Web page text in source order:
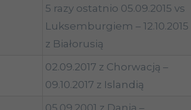
5 razy ostatnio 05.09.2015 vs
Luksemburgiem – 12.10.2015
z Białorusią
02.09.2017 z Chorwacją –
09.10.2017 z Islandią
05.09.2001 z Danią –